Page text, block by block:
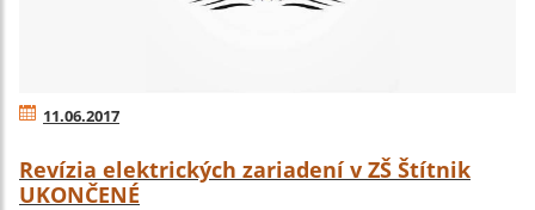
11.06.2017
Revízia elektrických zariadení v ZŠ Štítnik
UKONČENÉ